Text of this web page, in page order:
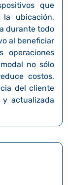
que
la ubicación,
durante todo
al beneficiar
operaciones
no sólo
costos,
del cliente
actualizada